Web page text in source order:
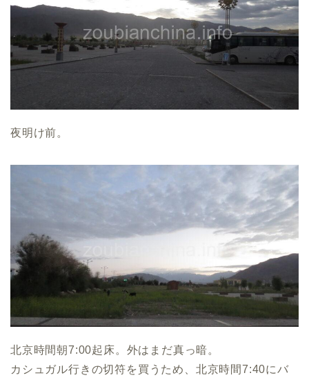
夜明け前。
北京時間朝7:00起床。外はまだ真っ暗。
カシュガル行きの切符を買うため、北京時間7:40にバ